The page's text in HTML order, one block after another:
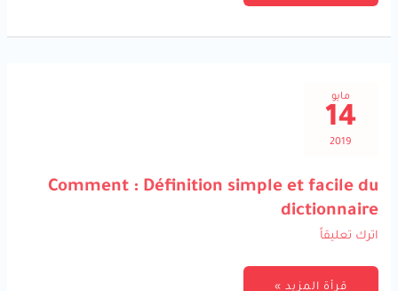
مايو
14
2019
Comment : Définition simple et facile du
dictionnaire
اترك تعليقاً
COMMENT
:
DÉFINITION
SIMPLE
ET
FACILE
قرأة المزيد »